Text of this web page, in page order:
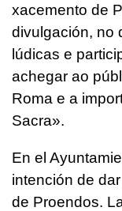
xacemento de
divulgación, no
lúdicas e
achegar ao
Roma e a
Sacra».
En el
intención de
de Proendos.